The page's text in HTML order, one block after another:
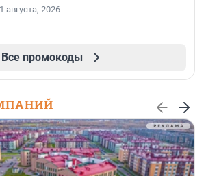
августа, 2026
Все промокоды